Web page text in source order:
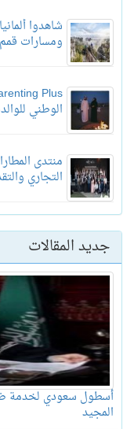
شاهدوا
ومسارات قمم
الوطني
التجاري
جديد المقالات
المجيد